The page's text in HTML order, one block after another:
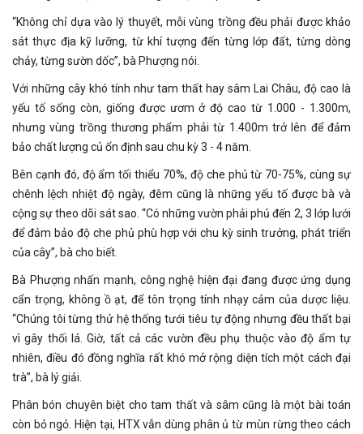
“Không chỉ dựa vào lý thuyết, mỗi vùng trồng đều phải được khảo
sát thực địa kỹ lưỡng, từ khí tượng đến từng lớp đất, từng dòng
chảy, từng sườn dốc”, bà Phượng nói.
Với những cây khó tính như tam thất hay sâm Lai Châu, độ cao là
yếu tố sống còn, giống được ươm ở độ cao từ 1.000 - 1.300m,
nhưng vùng trồng thương phẩm phải từ 1.400m trở lên để đảm
bảo chất lượng củ ổn định sau chu kỳ 3 - 4 năm.
Bên cạnh đó, độ ẩm tối thiểu 70%, độ che phủ từ 70-75%, cùng sự
chênh lệch nhiệt độ ngày, đêm cũng là những yếu tố được bà và
cộng sự theo dõi sát sao. “Có những vườn phải phủ đến 2, 3 lớp lưới
để đảm bảo độ che phủ phù hợp với chu kỳ sinh trưởng, phát triển
của cây”, bà cho biết.
Bà Phượng nhấn mạnh, công nghệ hiện đại đang được ứng dụng
cẩn trọng, không ồ ạt, để tôn trọng tính nhạy cảm của dược liệu.
“Chúng tôi từng thử hệ thống tưới tiêu tự động nhưng đều thất bại
vì gây thối lá. Giờ, tất cả các vườn đều phụ thuộc vào độ ẩm tự
nhiên, điều đó đồng nghĩa rất khó mở rộng diện tích một cách đại
trà”, bà lý giải.
Phân bón chuyên biệt cho tam thất và sâm cũng là một bài toán
còn bỏ ngỏ. Hiện tại, HTX vẫn dùng phân ủ từ mùn rừng theo cách